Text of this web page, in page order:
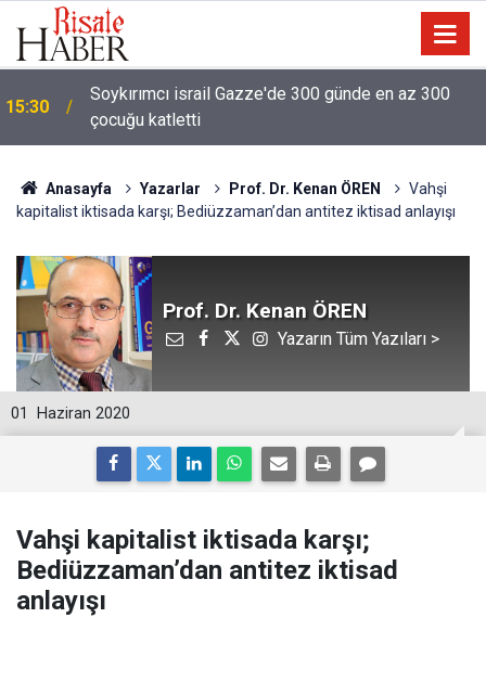
15:30
Soykırımcı israil Gazze'de 300 günde en az 300
çocuğu katletti
Anasayfa Yazarlar Prof. Dr. Kenan ÖREN
Vahşi
kapitalist iktisada karşı; Bediüzzaman’dan antitez iktisad anlayışı
Prof. Dr. Kenan ÖREN
Yazarın Tüm Yazıları >
01 Haziran 2020
Vahşi kapitalist iktisada karşı;
Bediüzzaman’dan antitez iktisad
anlayışı